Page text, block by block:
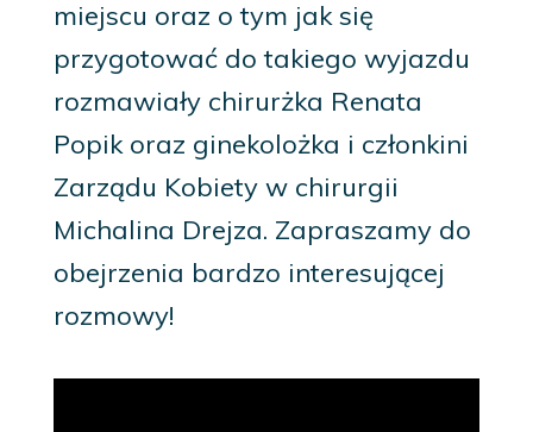
miejscu oraz o tym jak się
przygotować do takiego wyjazdu
rozmawiały chirurżka Renata
Popik oraz ginekolożka i członkini
Zarządu Kobiety w chirurgii
Michalina Drejza. Zapraszamy do
obejrzenia bardzo interesującej
rozmowy!